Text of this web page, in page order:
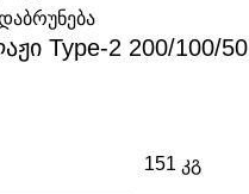
Type-2 200/100/50
151 კგ